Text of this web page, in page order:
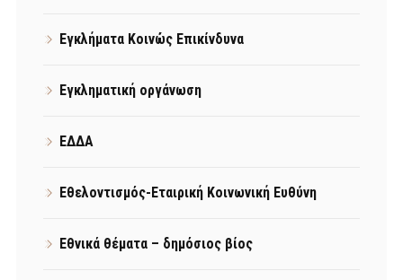
Εγκλήματα Κοινώς Επικίνδυνα
Εγκληματική οργάνωση
ΕΔΔΑ
Εθελοντισμός-Εταιρική Κοινωνική Ευθύνη
Εθνικά θέματα – δημόσιος βίος